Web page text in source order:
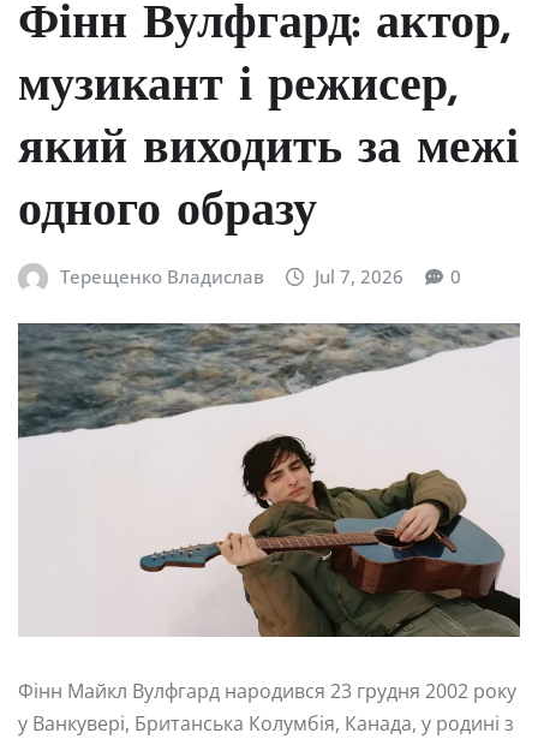
Фінн Вулфгард: актор,
музикант і режисер,
який виходить за межі
одного образу
Терещенко Владислав Jul 7, 2026 0
Фінн Майкл Вулфгард народився 23 грудня 2002 року
у Ванкувері, Британська Колумбія, Канада, у родині з